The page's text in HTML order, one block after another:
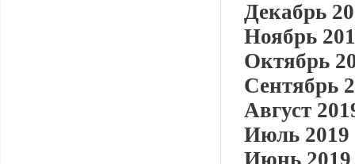
Декабрь
Ноябрь
Октябрь
Сентябрь
Август
Июль 2019
Июнь 2019